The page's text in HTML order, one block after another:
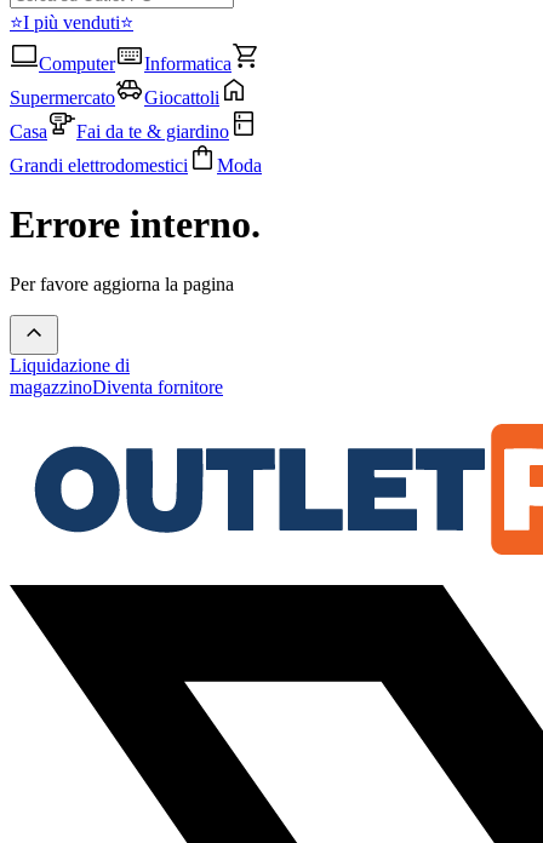
⭐I più venduti⭐
Computer
Informatica
Supermercato
Giocattoli
Casa
Fai da te & giardino
Grandi elettrodomestici
Moda
Errore interno.
Per favore aggiorna la pagina
Liquidazione di
magazzinoDiventa fornitore